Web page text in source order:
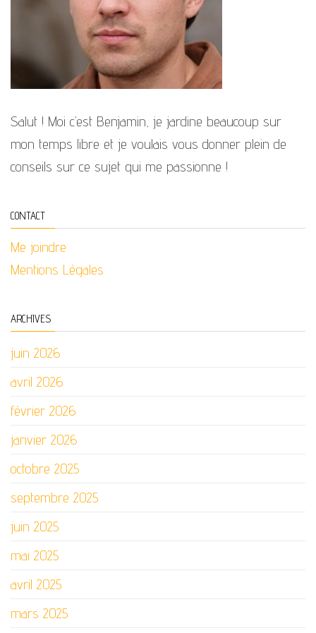
Salut ! Moi c’est Benjamin, je jardine beaucoup sur
mon temps libre et je voulais vous donner plein de
conseils sur ce sujet qui me passionne !
CONTACT
Me joindre
Mentions Légales
ARCHIVES
juin 2026
avril 2026
février 2026
janvier 2026
octobre 2025
septembre 2025
juin 2025
mai 2025
avril 2025
mars 2025